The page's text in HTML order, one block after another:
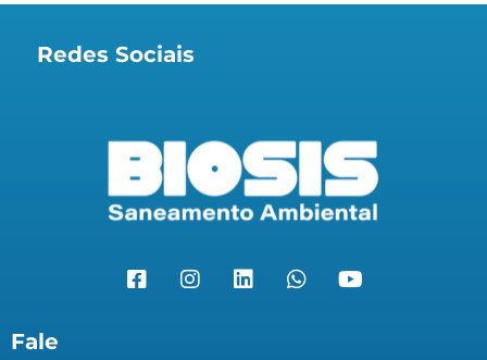
Redes Sociais
Fale